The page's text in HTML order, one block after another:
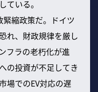
ている。
縮政策だ。ドイツ
れ、財政規律を厳し
フラの老朽化が進
の投資が不足してき
場でのEV対応の遅